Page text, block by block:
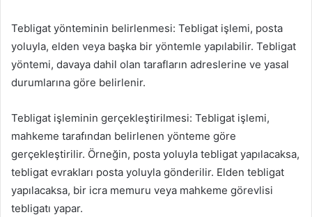
Tebligat yönteminin belirlenmesi: Tebligat işlemi, posta
yoluyla, elden veya başka bir yöntemle yapılabilir. Tebligat
yöntemi, davaya dahil olan tarafların adreslerine ve yasal
durumlarına göre belirlenir.
Tebligat işleminin gerçekleştirilmesi: Tebligat işlemi,
mahkeme tarafından belirlenen yönteme göre
gerçekleştirilir. Örneğin, posta yoluyla tebligat yapılacaksa,
tebligat evrakları posta yoluyla gönderilir. Elden tebligat
yapılacaksa, bir icra memuru veya mahkeme görevlisi
tebligatı yapar.